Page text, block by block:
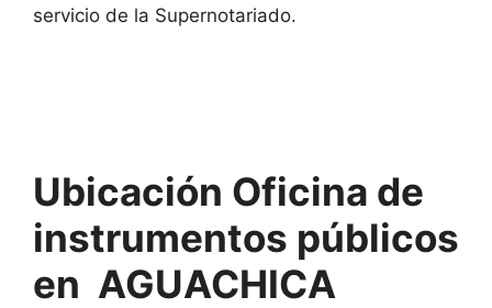
servicio de la Supernotariado.
Ubicación Oficina de
instrumentos públicos
en AGUACHICA